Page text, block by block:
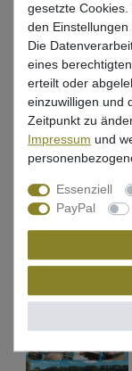
gesetzte
den Einstellungen
Die
eines
erteilt oder
einzuwilligen und
Zeitpunkt zu
Impressum und
Essenziell
PayPal